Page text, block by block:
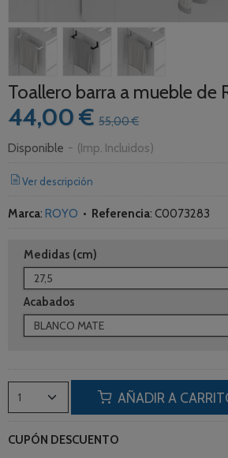
Toallero barra a mueble de
44,00 € 55,00 €
Disponible - (Imp. Incluidos)
Ver descripción
Marca: ROYO • Referencia: C0073283
Medidas (cm)
Acabados
AÑADIR A
CUPÓN DESCUENTO